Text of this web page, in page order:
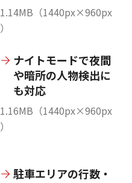
1.14MB（1440px×960px
）
ナイトモードで夜間
や暗所の人物検出に
も対応
1.16MB（1440px×960px
）
駐車エリアの行数・